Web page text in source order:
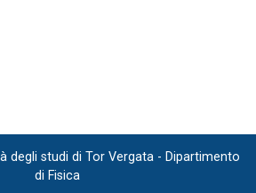
degli studi di Tor Vergata - Dipartimento
di Fisica